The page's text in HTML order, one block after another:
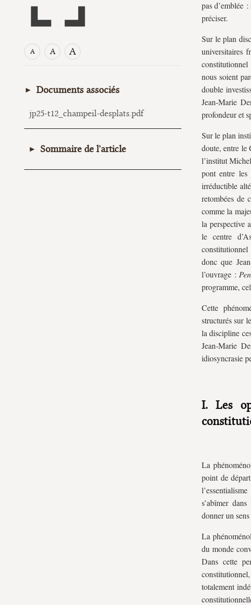
A A A
Documents associés
jp25-t12_champeil-desplats.pdf
Sommaire de l'article
I. Les opportunités d’une
pas d’emblée
préciser.
Sur le plan
universitaires
nous soient
double
Jean-Marie
profondeur et
Sur le plan
doute, entre le
l’institut
pont entre les
irréductible
retombées de
comme la
la perspective
le centre
donc que
l’ouvrage :
programme,
Cette
structurés sur
la discipline
Jean-Marie
idiosyncrasie
I. Les
La
point de
s’abîmer
donner un
La
du monde
Dans cette
totalement